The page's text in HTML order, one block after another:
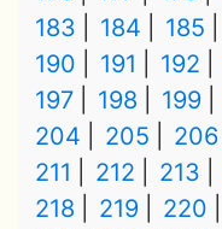
183
184 185
190
191 192
197
198 199
204
205 206
211
212 213
218
219 220